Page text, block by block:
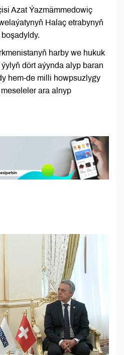
Azat Ýazmämmedowiç
Halaç etrabynyň
harby we hukuk
dört aýynda alyp baran
hem-de milli howpsuzlygy
ara alnyp